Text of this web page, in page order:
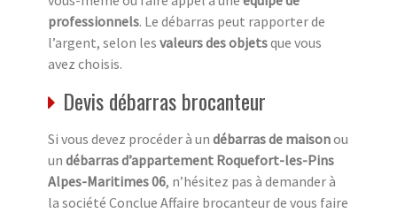
professionnels. Le débarras peut rapporter de
l’argent, selon les valeurs des objetsque vous
avez choisis.
Devis débarras brocanteur
Si vous devez procéder à un débarras de maisonou
un débarras d’appartement Roquefort-les-Pins
Alpes-Maritimes 06, n’hésitez pas à demander à
la société Conclue Affaire brocanteur de vous faire